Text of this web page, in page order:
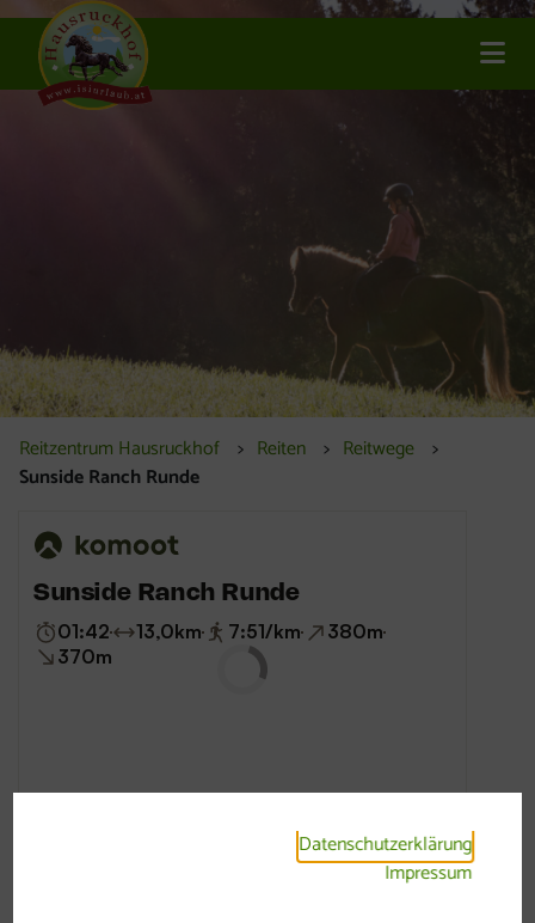
Inhalt [1]
Navigation [2]
Reitzentrum Hausruckhof Reiten
Reitwege
Sunside Ranch Runde
Sunside Ranch Runde
Datenschutzerklärung
Impressum